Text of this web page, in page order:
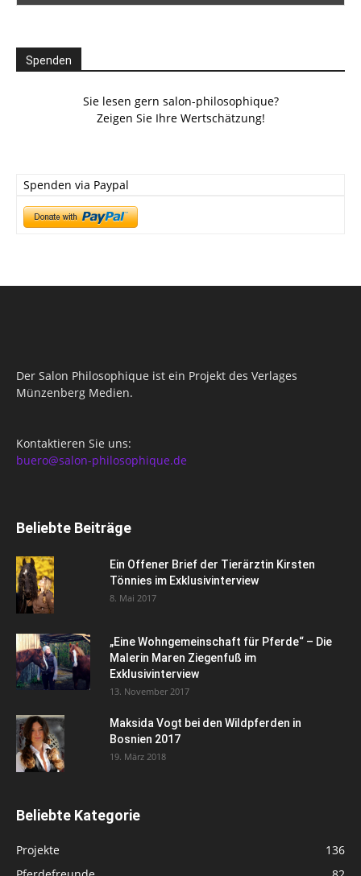
Spenden
Sie lesen gern salon-philosophique?
Zeigen Sie Ihre Wertschätzung!
Spenden via Paypal
Der Salon Philosophique ist ein Projekt des Verlages
Münzenberg Medien.
Kontaktieren Sie uns:
buero@salon-philosophique.de
Beliebte Beiträge
Ein Offener Brief der Tierärztin Kirsten
Tönnies im Exklusivinterview
8. Mai 2017
„Eine Wohngemeinschaft für Pferde“ – Die
Malerin Maren Ziegenfuß im
Exklusivinterview
13. November 2017
Maksida Vogt bei den Wildpferden in
Bosnien 2017
19. März 2018
Beliebte Kategorie
Projekte
136